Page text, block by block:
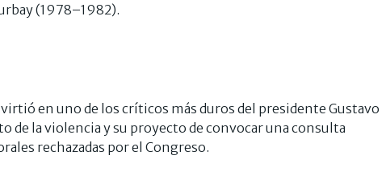
(1978–1982).
en uno de los críticos más duros del presidente Gustavo
de la violencia y su proyecto de convocar una consulta
rechazadas por el Congreso.